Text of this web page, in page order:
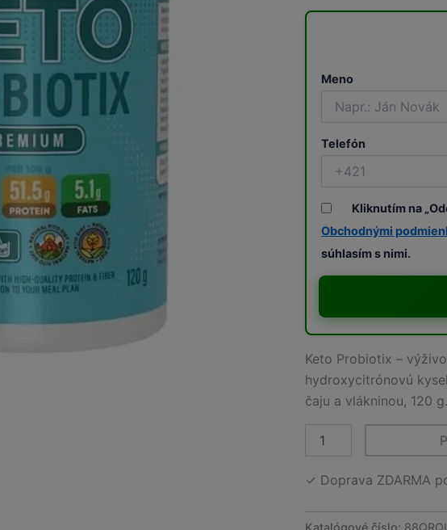
Meno
Telefón
Kliknutím na
Obchodnými
súhlasím s nimi.
Keto Probiotix –
hydroxycitrónovú
čaju a vlákninou, 120 g.
množstvo
Probiotix
✓ Doprava ZDARMA
Katalógové číslo: